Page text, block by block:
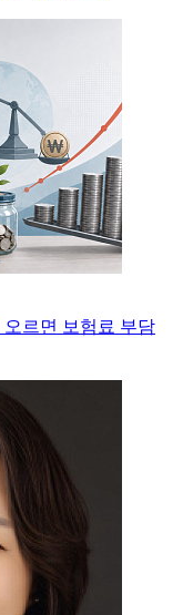
르면 보험료 부담